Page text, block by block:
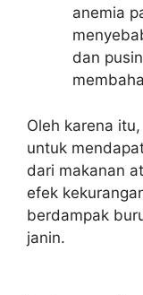
anemia
dan
Oleh karena
untuk
dari makanan
efek
berdampak
janin.